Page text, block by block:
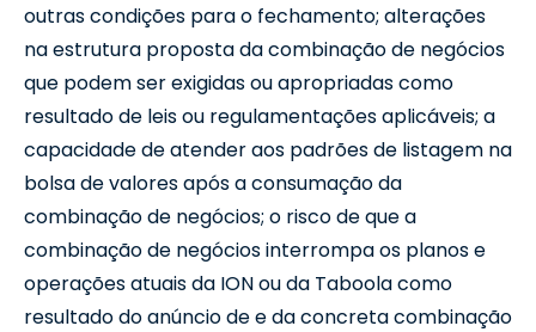
outras condições para o fechamento; alterações
na estrutura proposta da combinação de negócios
que podem ser exigidas ou apropriadas como
resultado de leis ou regulamentações aplicáveis; a
capacidade de atender aos padrões de listagem na
bolsa de valores após a consumação da
combinação de negócios; o risco de que a
combinação de negócios interrompa os planos e
operações atuais da ION ou da Taboola como
resultado do anúncio de e da concreta combinação